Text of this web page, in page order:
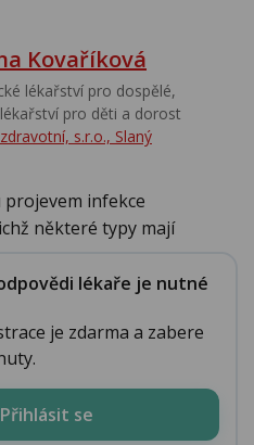
Kovaříková
lékařství pro dospělé,
pro děti a dorost
s.r.o., Slaný
infekce
některé typy mají
lékaře je nutné
je zdarma a zabere
Přihlásit se